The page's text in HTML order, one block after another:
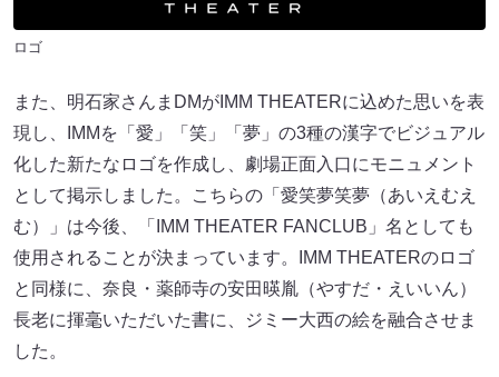
ロゴ
また、明石家さんまDMがIMM THEATERに込めた思いを表
現し、IMMを「愛」「笑」「夢」の3種の漢字でビジュアル
化した新たなロゴを作成し、劇場正面入口にモニュメント
として掲示しました。こちらの「愛笑夢笑夢（あいえむえ
む）」は今後、「IMM THEATER FANCLUB」名としても
使用されることが決まっています。IMM THEATERのロゴ
と同様に、奈良・薬師寺の安田暎胤（やすだ・えいいん）
長老に揮毫いただいた書に、ジミー大西の絵を融合させま
した。